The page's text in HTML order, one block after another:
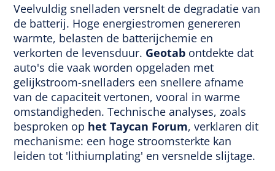
Veelvuldig snelladen versnelt de degradatie van
de batterij. Hoge energiestromen genereren
warmte, belasten de batterijchemie en
verkorten de levensduur. Geotab ontdekte dat
auto's die vaak worden opgeladen met
gelijkstroom-snelladers een snellere afname
van de capaciteit vertonen, vooral in warme
omstandigheden. Technische analyses, zoals
besproken op het Taycan Forum, verklaren dit
mechanisme: een hoge stroomsterkte kan
leiden tot 'lithiumplating' en versnelde slijtage.